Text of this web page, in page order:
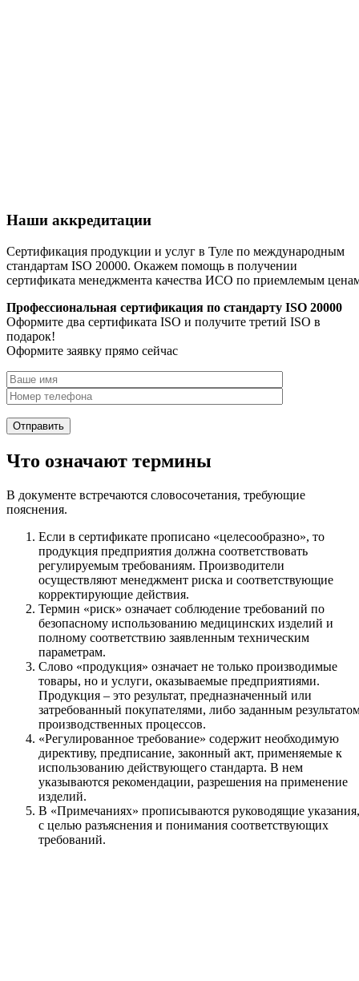
Наши аккредитации
Сертификация продукции и услуг в Туле по международным
стандартам ISO 20000. Окажем помощь в получении
сертификата менеджмента качества ИСО по приемлемым
Профессиональная сертификация по стандарту ISO 20000
Оформите два сертификата ISO и получите третий ISO в
подарок!
Оформите заявку прямо сейчас
Что означают термины
В документе встречаются словосочетания, требующие
пояснения.
Если в сертификате прописано «целесообразно», то
продукция предприятия должна соответствовать
регулируемым требованиям. Производители
осуществляют менеджмент риска и соответствующие
корректирующие действия.
Термин «риск» означает соблюдение требований по
безопасному использованию медицинских изделий и
полному соответствию заявленным техническим
параметрам.
Слово «продукция» означает не только производимые
товары, но и услуги, оказываемые предприятиями.
Продукция – это результат, предназначенный или
затребованный покупателями, либо заданным
производственных процессов.
«Регулированное требование» содержит необходимую
директиву, предписание, законный акт, применяемые к
использованию действующего стандарта. В нем
указываются рекомендации, разрешения на применение
изделий.
В «Примечаниях» прописываются руководящие указания,
с целью разъяснения и понимания соответствующих
требований.